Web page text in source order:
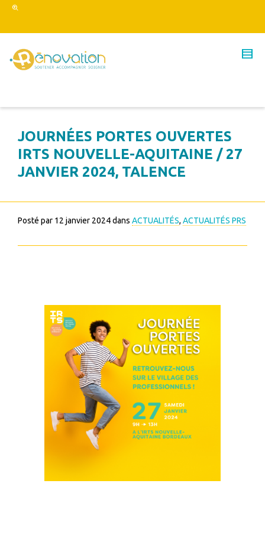
JOURNÉES PORTES OUVERTES
IRTS NOUVELLE-AQUITAINE / 27
JANVIER 2024, TALENCE
Posté par 12 janvier 2024dans ACTUALITÉS, ACTUALITÉS PRS